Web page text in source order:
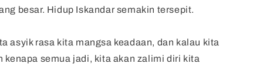
besar. Hidup Iskandar semakin tersepit.
asyik rasa kita mangsa keadaan, dan kalau kita
kenapa semua jadi, kita akan zalimi diri kita